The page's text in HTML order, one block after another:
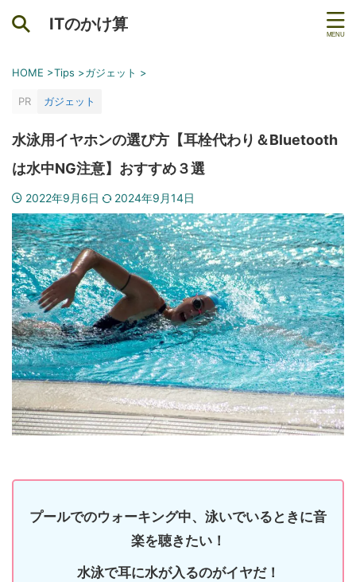
ITのかけ算
HOME >Tips >ガジェット >
PR ガジェット
水泳用イヤホンの選び方【耳栓代わり＆Bluetooth
は水中NG注意】おすすめ３選
2022年9月6日 2024年9月14日
プールでのウォーキング中、泳いでいるときに音
楽を聴きたい！
水泳で耳に水が入るのがイヤだ！